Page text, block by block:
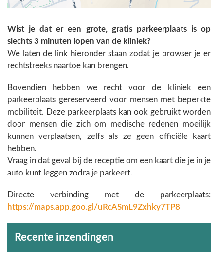
Wist je dat er een grote, gratis parkeerplaats is op
slechts 3 minuten lopen van de kliniek?
We laten de link hieronder staan zodat je browser je er
rechtstreeks naartoe kan brengen.
Bovendien hebben we recht voor de kliniek een
parkeerplaats gereserveerd voor mensen met beperkte
mobiliteit. Deze parkeerplaats kan ook gebruikt worden
door mensen die zich om medische redenen moeilijk
kunnen verplaatsen, zelfs als ze geen officiële kaart
hebben.
Vraag in dat geval bij de receptie om een kaart die je in je
auto kunt leggen zodra je parkeert.
Directe verbinding met de parkeerplaats:
https://maps.app.goo.gl/uRcASmL9Zxhky7TP8
Recente inzendingen